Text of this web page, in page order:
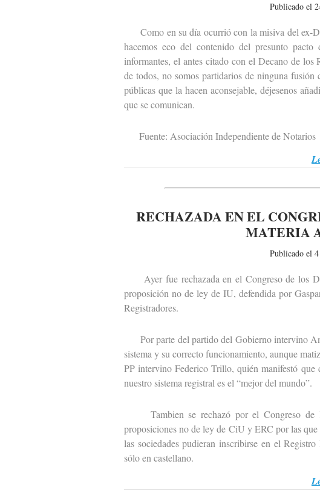
Publicado el
Como en su día ocurrió con la misiva del ex-
hacemos eco del contenido del presunto
informantes, el antes citado con el Decano de los
de todos, no somos partidarios de ninguna fusión
públicas que la hacen aconsejable, déjesenos
que se comunican.
Fuente: Asociación Independiente de Notarios
RECHAZADA EN EL
MATERIA
Publicado el
Ayer fue rechazada en el Congreso de los
proposición no de ley de IU, defendida por
Registradores.
Por parte del partido del Gobierno intervino
sistema y su correcto funcionamiento, aunque
PP intervino Federico Trillo, quién manifestó que
nuestro sistema registral es el “mejor del mundo”.
Tambien se rechazó por el Congreso de
proposiciones no de ley de CiU y ERC por las
las sociedades pudieran inscribirse en el
sólo en castellano.